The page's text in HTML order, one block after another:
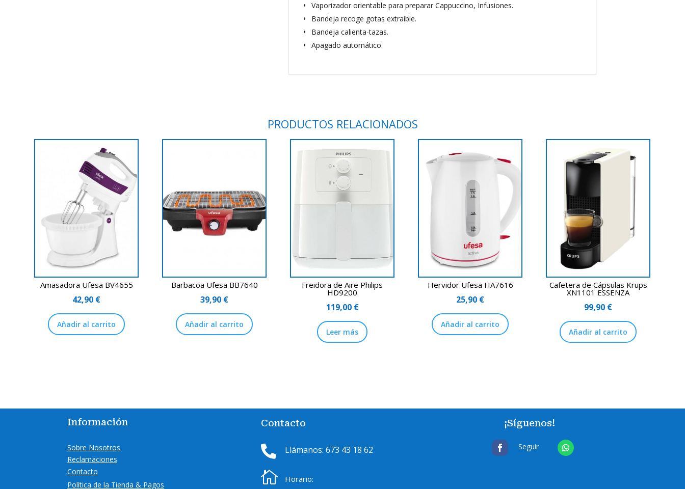
Vaporizador orientable para preparar Cappuccino, Infusiones.
Bandeja recoge gotas extraíble.
Bandeja calienta-tazas.
Apagado automático.
PRODUCTOS RELACIONADOS
Amasadora Ufesa BV4655
42,90 €
Añadir al carrito
Barbacoa Ufesa BB7640
39,90 €
Añadir al carrito
Freidora de Aire Philips
HD9200
119,00 €
Leer más
Hervidor Ufesa HA7616
25,90 €
Añadir al carrito
Cafetera de Cápsulas Krups
XN1101 ESSENZA
99,90 €
Añadir al carrito
Información
Sobre Nosotros
Reclamaciones
Contacto
Política de la Tienda & Pagos
Contacto
 Llámanos: 673 43 18 62

Horario:
¡Síguenos!
Seguir